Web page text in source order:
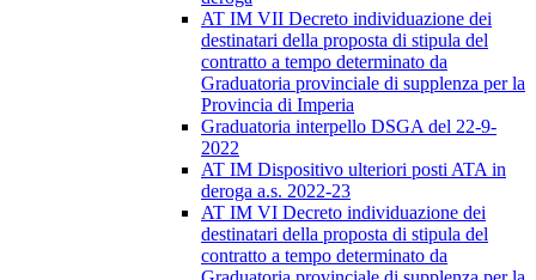
AT IM VII Decreto individuazione dei
destinatari della proposta di stipula del
contratto a tempo determinato da
Graduatoria provinciale di supplenza per la
Provincia di Imperia
Graduatoria interpello DSGA del 22-9-
2022
AT IM Dispositivo ulteriori posti ATA in
deroga a.s. 2022-23
AT IM VI Decreto individuazione dei
destinatari della proposta di stipula del
contratto a tempo determinato da